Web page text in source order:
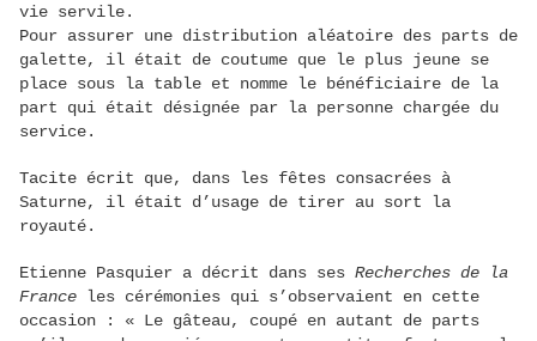
vie servile.
Pour assurer une distribution aléatoire des parts de
galette, il était de coutume que le plus jeune se
place sous la table et nomme le bénéficiaire de la
part qui était désignée par la personne chargée du
service.
Tacite écrit que, dans les fêtes consacrées à
Saturne, il était d’usage de tirer au sort la
royauté.
Etienne Pasquier a décrit dans ses Recherches de la
France les cérémonies qui s’observaient en cette
occasion : « Le gâteau, coupé en autant de parts